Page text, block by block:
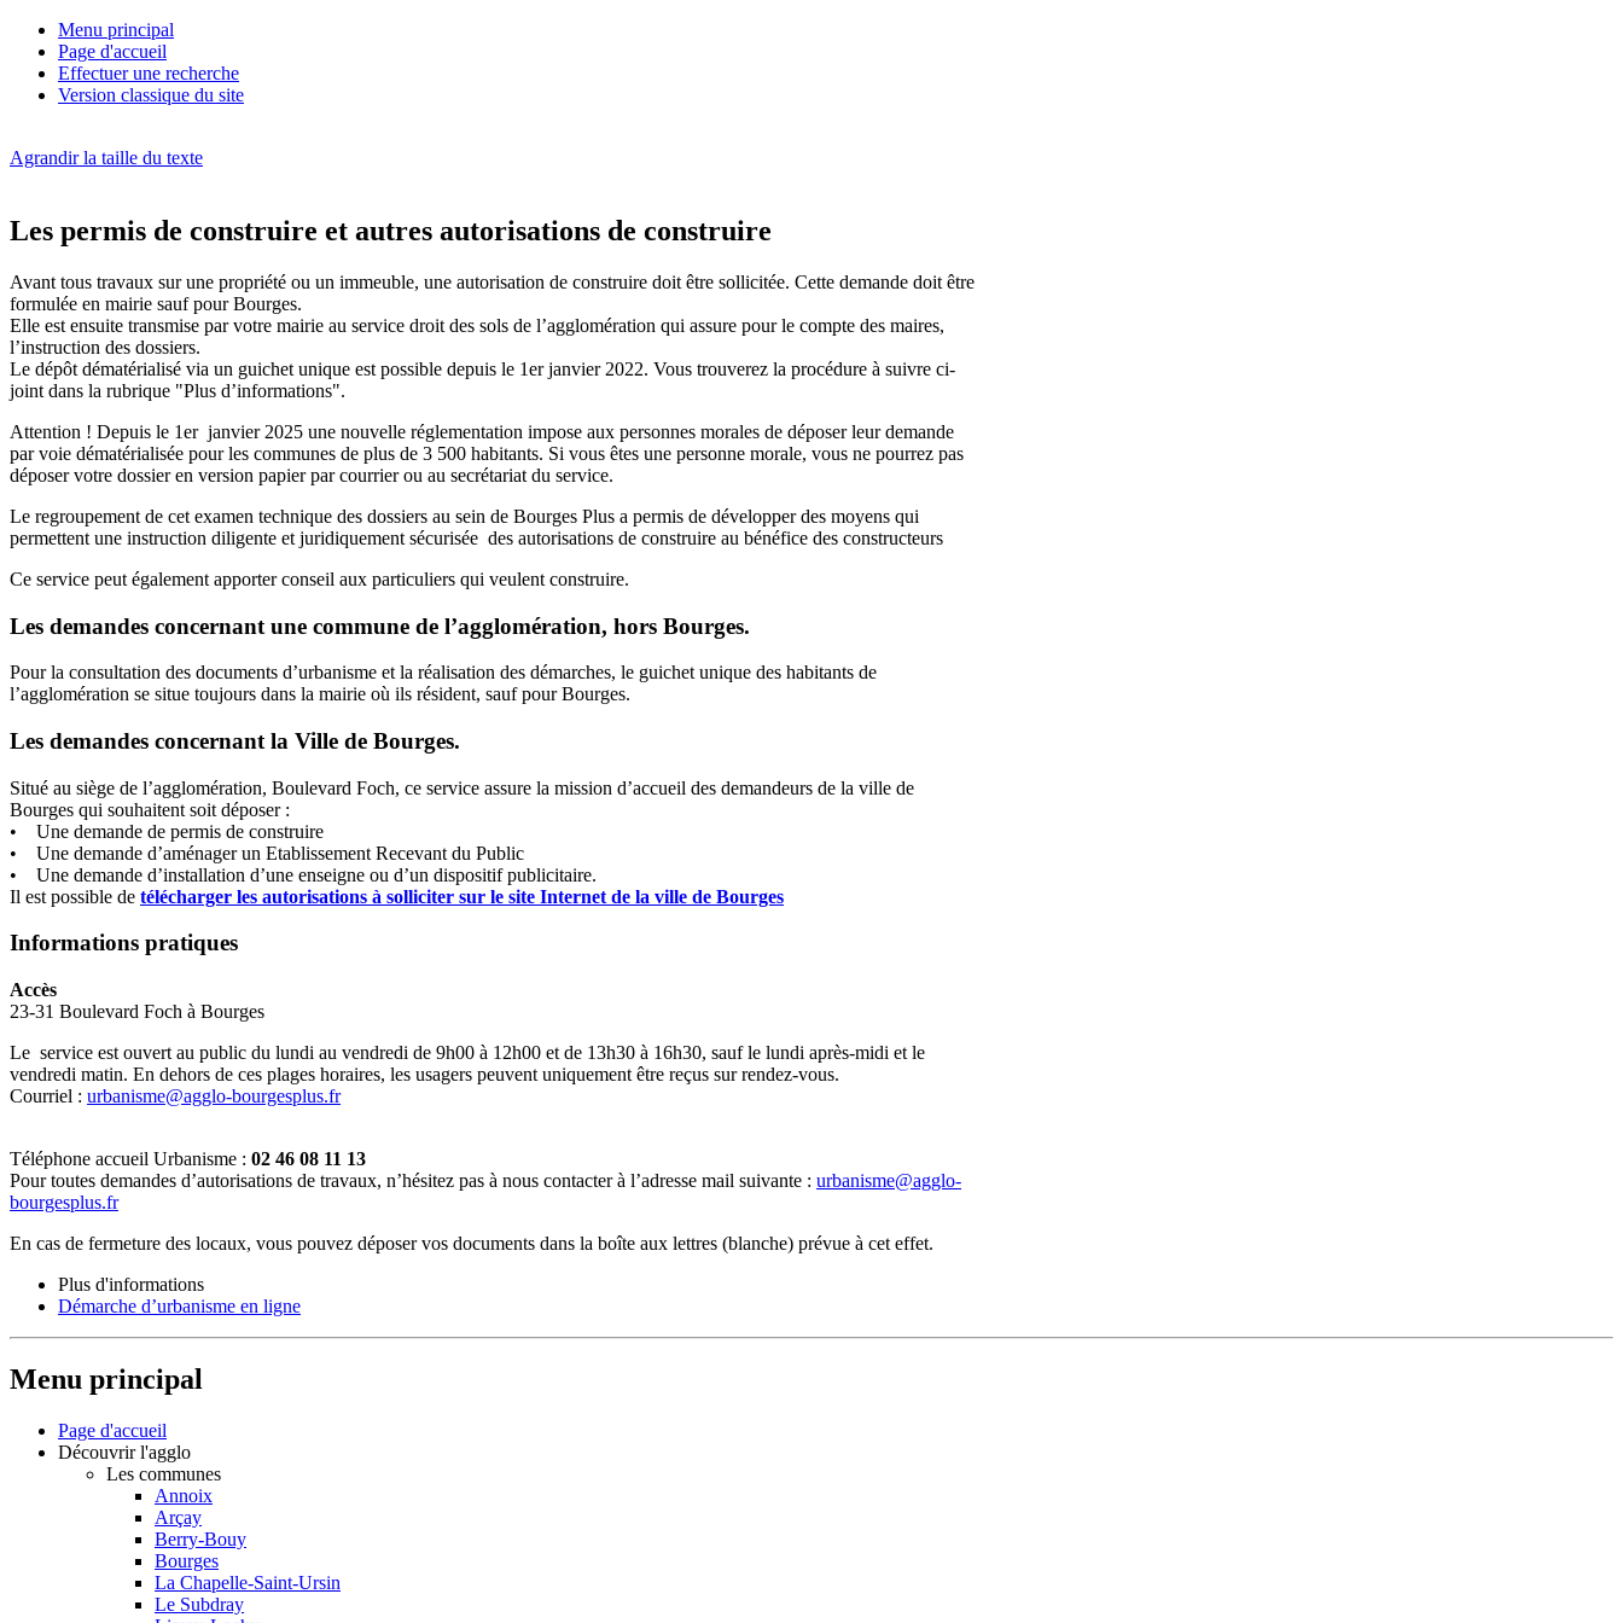
Menu principal
Page d'accueil
Effectuer une recherche
Version classique du site
Agrandir la taille du texte
Les permis de construire et autres autorisations de construire
Avant tous travaux sur une propriété ou un immeuble, une autorisation de construire doit être sollicitée. Cette demande doit être
formulée en mairie sauf pour Bourges.
Elle est ensuite transmise par votre mairie au service droit des sols de l’agglomération qui assure pour le compte des maires,
l’instruction des dossiers.
Le dépôt dématérialisé via un guichet unique est possible depuis le 1er janvier 2022. Vous trouverez la procédure à suivre ci-
joint dans la rubrique "Plus d’informations".
Attention ! Depuis le 1er janvier 2025 une nouvelle réglementation impose aux personnes morales de déposer leur demande
par voie dématérialisée pour les communes de plus de 3 500 habitants. Si vous êtes une personne morale, vous ne pourrez pas
déposer votre dossier en version papier par courrier ou au secrétariat du service.
Le regroupement de cet examen technique des dossiers au sein de Bourges Plus a permis de développer des moyens qui
permettent une instruction diligente et juridiquement sécurisée des autorisations de construire au bénéfice des constructeurs
Ce service peut également apporter conseil aux particuliers qui veulent construire.
Les demandes concernant une commune de l’agglomération, hors Bourges.
Pour la consultation des documents d’urbanisme et la réalisation des démarches, le guichet unique des habitants de
l’agglomération se situe toujours dans la mairie où ils résident, sauf pour Bourges.
Les demandes concernant la Ville de Bourges.
Situé au siège de l’agglomération, Boulevard Foch, ce service assure la mission d’accueil des demandeurs de la ville de
Bourges qui souhaitent soit déposer :
• Une demande de permis de construire
• Une demande d’aménager un Etablissement Recevant du Public
• Une demande d’installation d’une enseigne ou d’un dispositif publicitaire.
Il est possible de télécharger les autorisations à solliciter sur le site Internet de la ville de Bourges
Informations pratiques
Accès
23-31 Boulevard Foch à Bourges
Le service est ouvert au public du lundi au vendredi de 9h00 à 12h00 et de 13h30 à 16h30, sauf le lundi après-midi et le
vendredi matin. En dehors de ces plages horaires, les usagers peuvent uniquement être reçus sur rendez-vous.
Courriel : urbanisme@agglo-bourgesplus.fr
Téléphone accueil Urbanisme : 02 46 08 11 13
Pour toutes demandes d’autorisations de travaux, n’hésitez pas à nous contacter à l’adresse mail suivante : urbanisme@agglo-
bourgesplus.fr
En cas de fermeture des locaux, vous pouvez déposer vos documents dans la boîte aux lettres (blanche) prévue à cet effet.
Plus d'informations
Démarche d’urbanisme en ligne
Menu principal
Page d'accueil
Découvrir l'agglo
Les communes
Annoix
Arçay
Berry-Bouy
Bourges
La Chapelle-Saint-Ursin
Le Subdray